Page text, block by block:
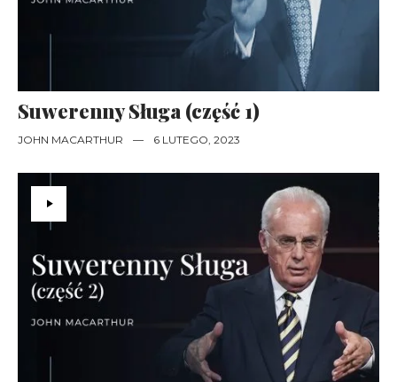
Suwerenny Sługa (część 1)
JOHN MACARTHUR — 6 LUTEGO, 2023